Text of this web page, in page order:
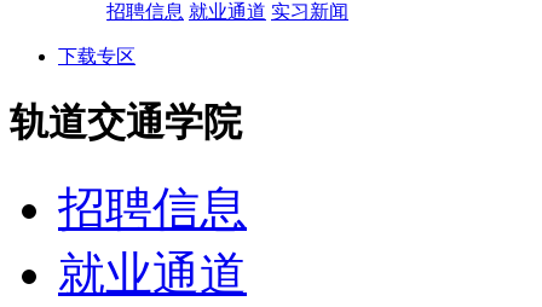
招聘信息 就业通道 实习新闻
下载专区
轨道交通学院
招聘信息
就业通道